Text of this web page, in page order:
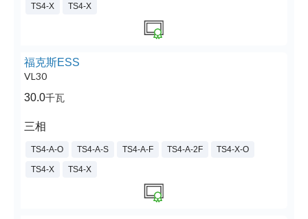
TS4-X TS4-X
福克斯ESS
VL30
30.0千瓦
三相
TS4-A-O TS4-A-S TS4-A-F TS4-A-2F TS4-X-O
TS4-X TS4-X